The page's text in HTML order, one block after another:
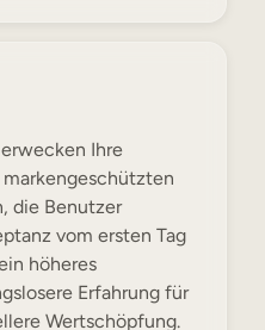
Ihre
die Benutzer
vom ersten Tag
höheres
Erfahrung für
Wertschöpfung.